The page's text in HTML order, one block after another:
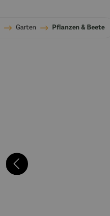
Garten Pflanzen & Beete